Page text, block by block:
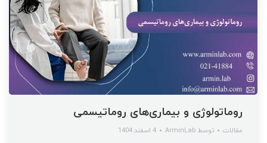
روماتولوژی و بیماری‌های روماتیسمی
مقالات توسط ArminLab 4 اسفند 1404